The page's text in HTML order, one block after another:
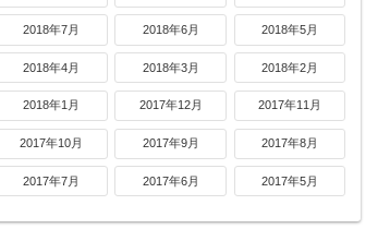
2018年7月 2018年6月 2018年5月
2018年4月 2018年3月 2018年2月
2018年1月 2017年12月 2017年11月
2017年10月 2017年9月 2017年8月
2017年7月 2017年6月 2017年5月